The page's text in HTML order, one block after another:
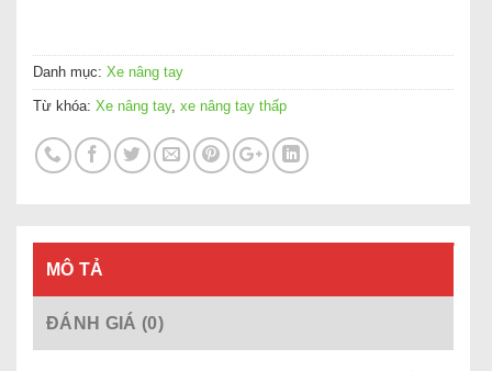
Danh mục: Xe nâng tay
Từ khóa: Xe nâng tay, xe nâng tay thấp
MÔ TẢ
ĐÁNH GIÁ (0)